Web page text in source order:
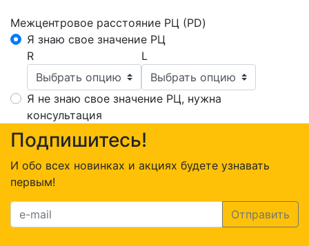
Межцентровое расстояние РЦ (PD)
Я знаю свое значение РЦ
R
L
Я не знаю свое значение РЦ, нужна
консультация
Подпишитесь!
И обо всех новинках и акциях будете узнавать
первым!